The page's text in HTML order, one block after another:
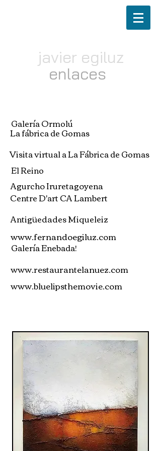
javier egiluz
enlaces
La fábrica de Gomas
Galería Ormolú
Visita virtual a La Fábrica de Gomas
El Reino
Agurcho Iruretagoyena
Centre D'art CA Lambert
Antigüedades Miqueleiz
www.fernandoegiluz.com
Galería Enebada!
www.restaurantelanuez.com
www.bluelipsthemovie.com